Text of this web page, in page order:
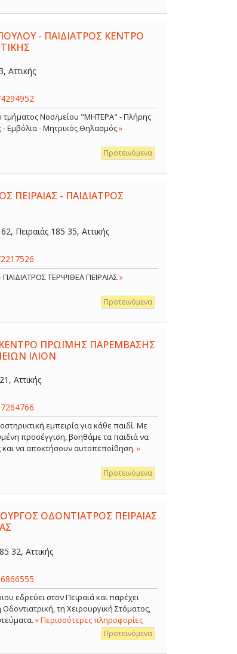
- ΠΑΙΔΙΑΤΡΟΣ ΚΕΝΤΡΟ
Αττικής
τμήματος Νοσ/μείου "ΜΗΤΕΡΑ" - Πλήρης
- Εμβόλια - Μητρικός Θηλασμός»
Προτεινόμενα
ΠΕΙΡΑΙΑΣ - ΠΑΙΔΙΑΤΡΟΣ
Πειραιάς 185 35, Αττικής
ΤΕΡΨΙΘΕΑ ΠΕΙΡΑΙΑΣ»
Προτεινόμενα
ΠΡΩΪΜΗΣ ΠΑΡΕΜΒΑΣΗΣ
ΙΛΙΟΝ
Αττικής
εμπειρία για κάθε παιδί. Με
προσέγγιση, βοηθάμε τα παιδιά να
και να αποκτήσουν αυτοπεποίθηση. »
Προτεινόμενα
ΟΔΟΝΤΙΑΤΡΟΣ ΠΕΙΡΑΙΑΣ
32, Αττικής
εδρεύει στον Πειραιά και παρέχει
τη Χειρουργική Στόματος,
» Περισσότερες πληροφορίες
Προτεινόμενα